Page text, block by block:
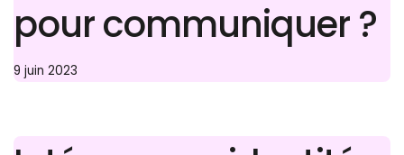
pour communiquer ?
9 juin 2023